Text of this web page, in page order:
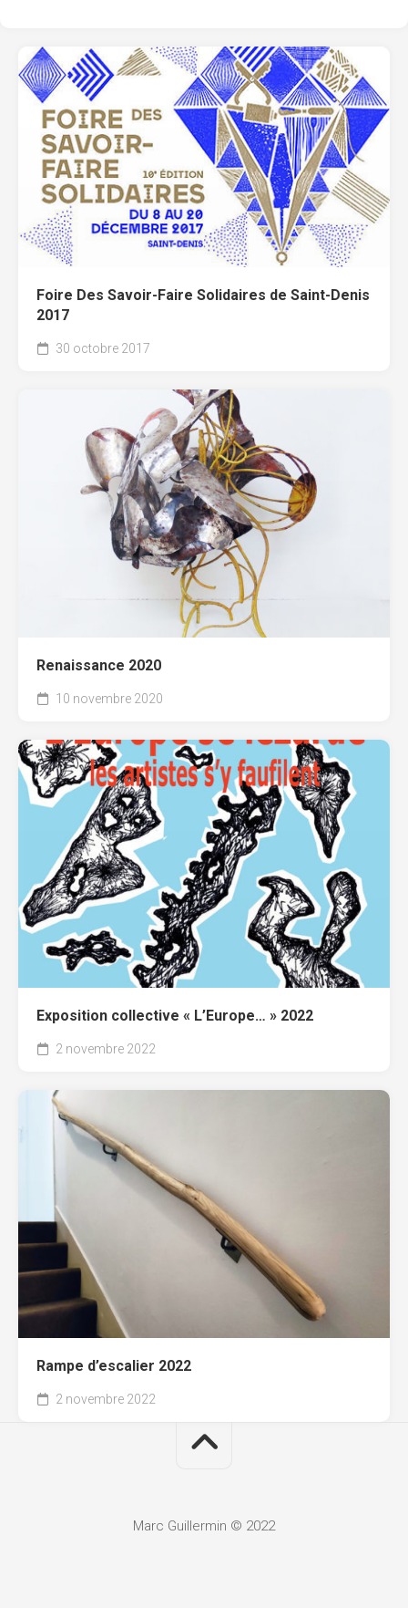
Foire Des Savoir-Faire Solidaires de Saint-Denis
2017
30 octobre 2017
Renaissance 2020
10 novembre 2020
Exposition collective « L’Europe… » 2022
2 novembre 2022
Rampe d’escalier 2022
2 novembre 2022
Marc Guillermin © 2022